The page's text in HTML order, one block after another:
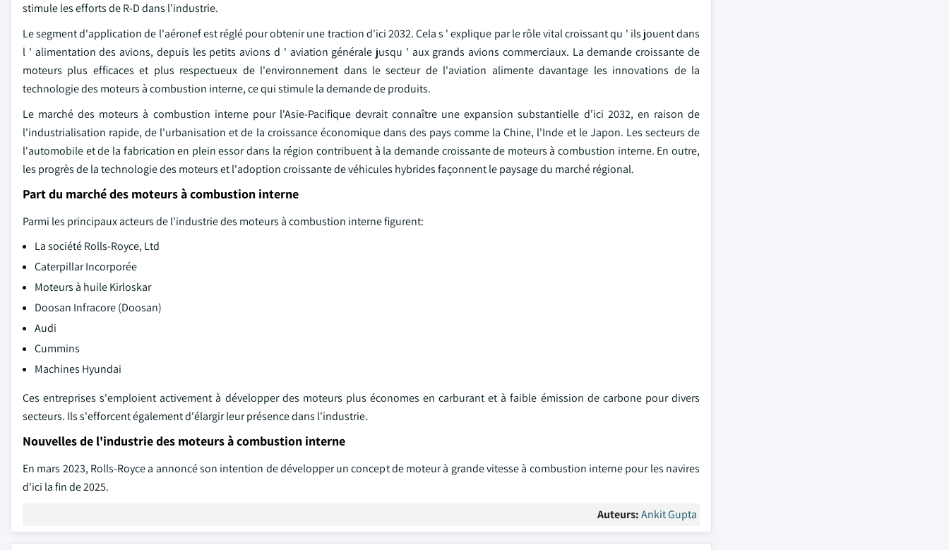
stimule les efforts de R-D dans l'industrie.
Le segment d'application de l'aéronef est réglé pour obtenir une traction d'ici 2032. Cela s ' explique par le rôle vital croissant qu ' ils jouent dans
l ' alimentation des avions, depuis les petits avions d ' aviation générale jusqu ' aux grands avions commerciaux. La demande croissante de
moteurs plus efficaces et plus respectueux de l'environnement dans le secteur de l'aviation alimente davantage les innovations de la
technologie des moteurs à combustion interne, ce qui stimule la demande de produits.
Le marché des moteurs à combustion interne pour l'Asie-Pacifique devrait connaître une expansion substantielle d'ici 2032, en raison de
l'industrialisation rapide, de l'urbanisation et de la croissance économique dans des pays comme la Chine, l'Inde et le Japon. Les secteurs de
l'automobile et de la fabrication en plein essor dans la région contribuent à la demande croissante de moteurs à combustion interne. En outre,
les progrès de la technologie des moteurs et l'adoption croissante de véhicules hybrides façonnent le paysage du marché régional.
Part du marché des moteurs à combustion interne
Parmi les principaux acteurs de l'industrie des moteurs à combustion interne figurent:
La société Rolls-Royce, Ltd
Caterpillar Incorporée
Moteurs à huile Kirloskar
Doosan Infracore (Doosan)
Audi
Cummins
Machines Hyundai
Ces entreprises s'emploient activement à développer des moteurs plus économes en carburant et à faible émission de carbone pour divers
secteurs. Ils s'efforcent également d'élargir leur présence dans l'industrie.
Nouvelles de l'industrie des moteurs à combustion interne
En mars 2023, Rolls-Royce a annoncé son intention de développer un concept de moteur à grande vitesse à combustion interne pour les navires
d'ici la fin de 2025.
Auteurs:Ankit Gupta